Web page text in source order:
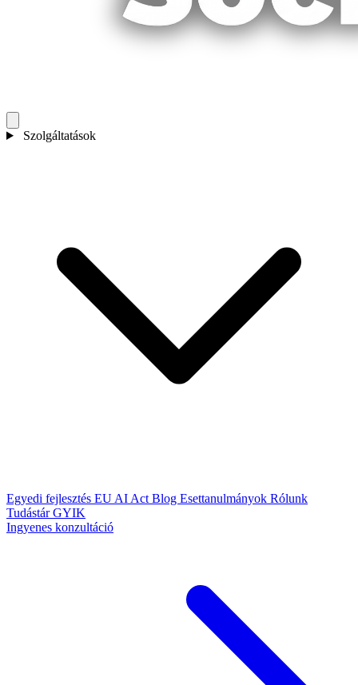
Szolgáltatások
Egyedi fejlesztés EU AI Act Blog Esettanulmányok Rólunk
TudástárGYIK
Ingyenes konzultáció